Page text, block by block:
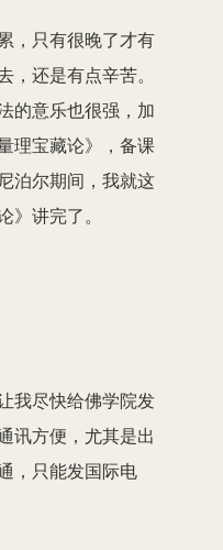
，只有很晚了才有
还是有点辛苦。
的意乐也很强，加
理宝藏论》，备课
泊尔期间，我就这
讲完了。
我尽快给佛学院发
讯方便，尤其是出
，只能发国际电